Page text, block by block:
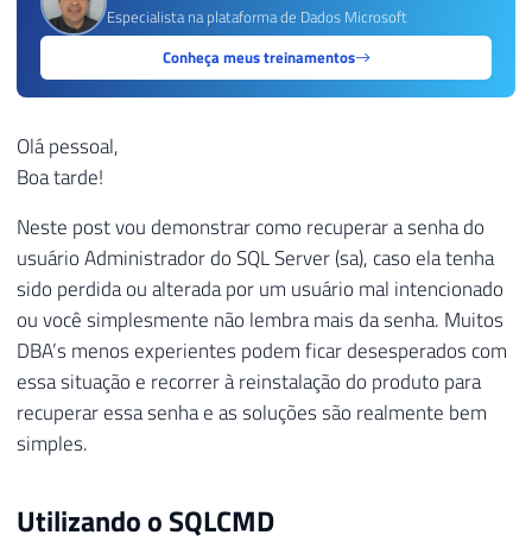
Especialista na plataforma de Dados Microsoft
Conheça meus treinamentos
Olá pessoal,
Boa tarde!
Neste post vou demonstrar como recuperar a senha do
usuário Administrador do SQL Server (sa), caso ela tenha
sido perdida ou alterada por um usuário mal intencionado
ou você simplesmente não lembra mais da senha. Muitos
DBA’s menos experientes podem ficar desesperados com
essa situação e recorrer à reinstalação do produto para
recuperar essa senha e as soluções são realmente bem
simples.
Utilizando o SQLCMD